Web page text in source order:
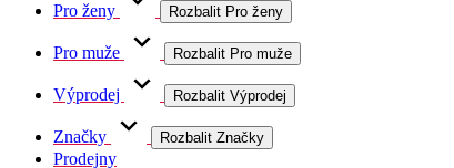
Pro ženy Rozbalit Pro ženy
Pro muže Rozbalit Pro muže
Výprodej Rozbalit Výprodej
Značky Rozbalit Značky
Prodejny